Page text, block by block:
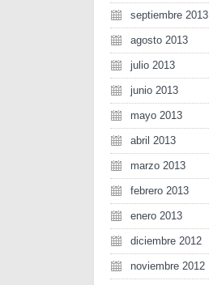
septiembre 2013
agosto 2013
julio 2013
junio 2013
mayo 2013
abril 2013
marzo 2013
febrero 2013
enero 2013
diciembre 2012
noviembre 2012